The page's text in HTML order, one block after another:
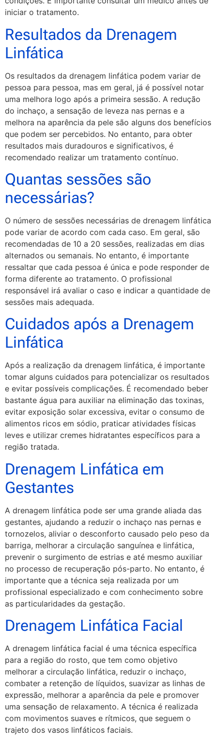
iniciar o tratamento.
Resultados da Drenagem
Linfática
Os resultados da drenagem linfática podem variar de
pessoa para pessoa, mas em geral, já é possível notar
uma melhora logo após a primeira sessão. A redução
do inchaço, a sensação de leveza nas pernas e a
melhora na aparência da pele são alguns dos benefícios
que podem ser percebidos. No entanto, para obter
resultados mais duradouros e significativos, é
recomendado realizar um tratamento contínuo.
Quantas sessões são
necessárias?
O número de sessões necessárias de drenagem linfática
pode variar de acordo com cada caso. Em geral, são
recomendadas de 10 a 20 sessões, realizadas em dias
alternados ou semanais. No entanto, é importante
ressaltar que cada pessoa é única e pode responder de
forma diferente ao tratamento. O profissional
responsável irá avaliar o caso e indicar a quantidade de
sessões mais adequada.
Cuidados após a Drenagem
Linfática
Após a realização da drenagem linfática, é importante
tomar alguns cuidados para potencializar os resultados
e evitar possíveis complicações. É recomendado beber
bastante água para auxiliar na eliminação das toxinas,
evitar exposição solar excessiva, evitar o consumo de
alimentos ricos em sódio, praticar atividades físicas
leves e utilizar cremes hidratantes específicos para a
região tratada.
Drenagem Linfática em
Gestantes
A drenagem linfática pode ser uma grande aliada das
gestantes, ajudando a reduzir o inchaço nas pernas e
tornozelos, aliviar o desconforto causado pelo peso da
barriga, melhorar a circulação sanguínea e linfática,
prevenir o surgimento de estrias e até mesmo auxiliar
no processo de recuperação pós-parto. No entanto, é
importante que a técnica seja realizada por um
profissional especializado e com conhecimento sobre
as particularidades da gestação.
Drenagem Linfática Facial
A drenagem linfática facial é uma técnica específica
para a região do rosto, que tem como objetivo
melhorar a circulação linfática, reduzir o inchaço,
combater a retenção de líquidos, suavizar as linhas de
expressão, melhorar a aparência da pele e promover
uma sensação de relaxamento. A técnica é realizada
com movimentos suaves e rítmicos, que seguem o
trajeto dos vasos linfáticos faciais.